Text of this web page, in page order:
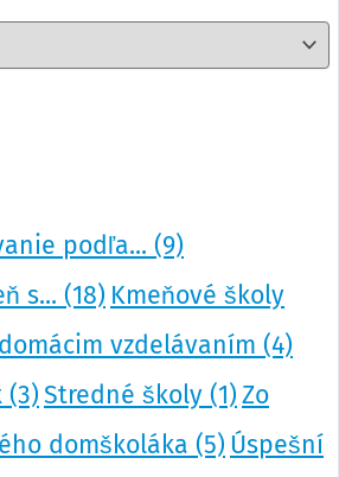
podľa... (9)
s... (18) Kmeňové školy
vzdelávaním (4)
(3)Stredné školy (1)Zo
domškoláka (5) Úspešní